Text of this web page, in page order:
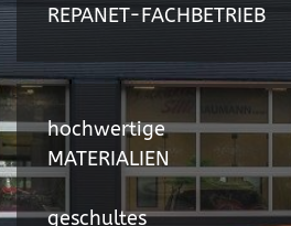
REPANET-FACHBETRIEB
hochwertige
MATERIALIEN
geschultes